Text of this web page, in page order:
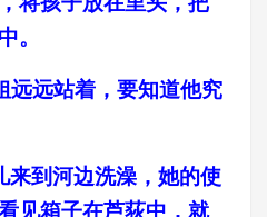
。
远远站着，要知道他究
来到河边洗澡，她的使
见箱子在芦荻中，就